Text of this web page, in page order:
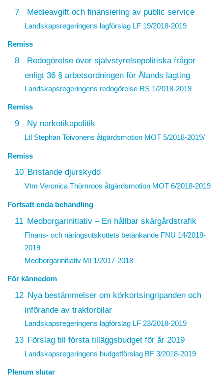
7 Medieavgift och finansiering av public service
Landskapsregeringens lagförslag LF 19/2018-2019
Remiss
8
Redogörelse över självstyrelsepolitiska frågor
enligt 36 § arbetsordningen för Ålands lagting
Landskapsregeringens redogörelse RS 1/2018-2019
Remiss
9 Ny narkotikapolitik
Ltl Stephan Toivonens åtgärdsmotion MOT 5/2018-2019/
Remiss
10 Bristande djurskydd
Vtm Veronica Thörnroos åtgärdsmotion MOT 6/2018-2019
Fortsatt enda behandling
11 Medborgarinitiativ – En hållbar skärgårdstrafik
Finans- och näringsutskottets betänkande FNU 14/2018-
2019
Medborgarinitiativ MI 1/2017-2018
För kännedom
12 Nya bestämmelser om körkortsingripanden och
införande av traktorbilar
Landskapsregeringens lagförslag LF 23/2018-2019
13 Förslag till första tilläggsbudget för år 2019
Landskapsregeringens budgetförslag BF 3/2018-2019
Plenum slutar